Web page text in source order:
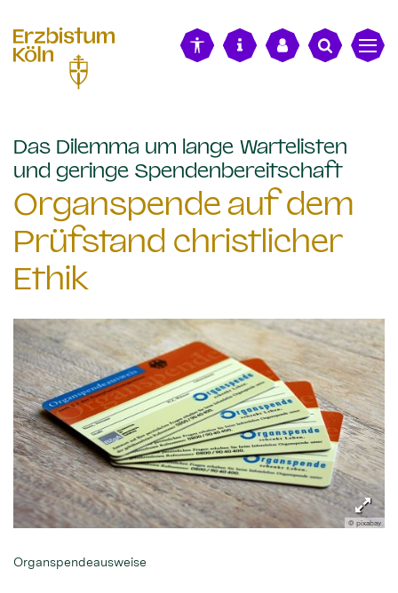
Das Dilemma um lange Wartelisten
und geringe Spendenbereitschaft:
Organspende auf dem
Prüfstand christlicher
Ethik
© pixabay
Organspendeausweise